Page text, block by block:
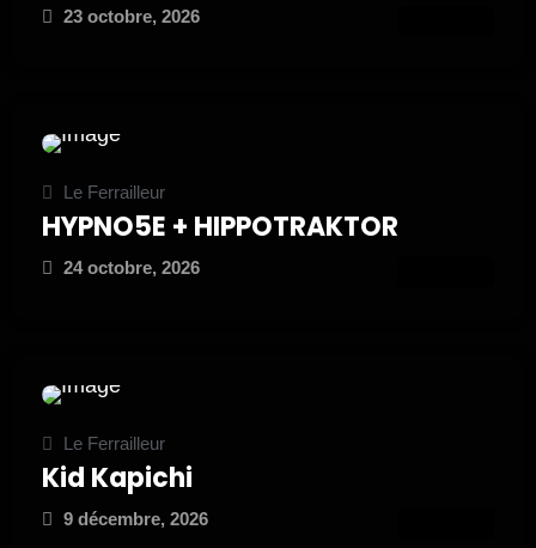
23 octobre, 2026
Le Ferrailleur
HYPNO5E + HIPPOTRAKTOR
24 octobre, 2026
Le Ferrailleur
Kid Kapichi
9 décembre, 2026